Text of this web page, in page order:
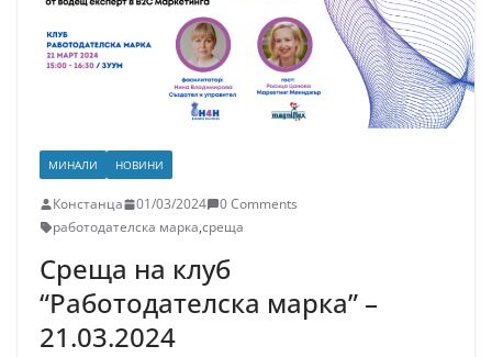
МИНАЛИ НОВИНИ
Констанца 01/03/2024
0 Comments
работодателска марка,среща
Среща на клуб
“Работодателска марка” –
21.03.2024